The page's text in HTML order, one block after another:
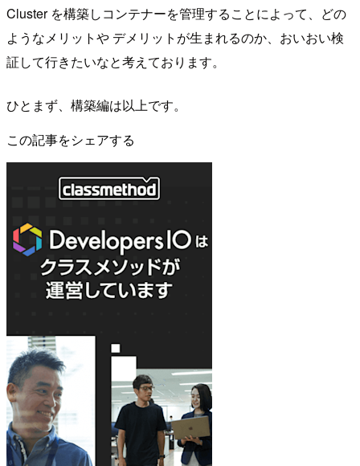
Cluster を構築しコンテナーを管理することによって、どの
ようなメリットや デメリットが生まれるのか、おいおい検
証して行きたいなと考えております。
ひとまず、構築編は以上です。
この記事をシェアする